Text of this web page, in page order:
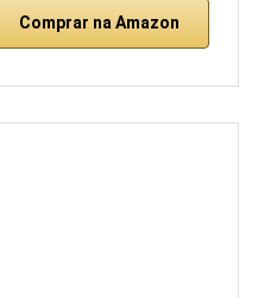
Comprar na Amazon